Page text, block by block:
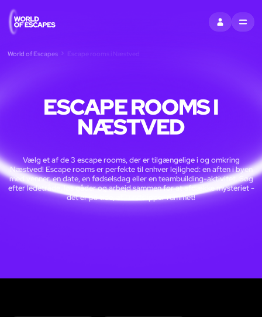
LOG INDMENU
World of Escapes Escape rooms i Næstved
ESCAPE ROOMS I
NÆSTVED
Vælg et af de 3 escape rooms, der er tilgængelige i og omkring
Næstved! Escape rooms er perfekte til enhver lejlighed: en aften i byen
med venner, en date, en fødselsdag eller en teambuilding-aktivitet. Søg
efter ledetråde, løs gåder og arbejd sammen for at afdække mysteriet -
det er på tide, at I undslipper rummet!